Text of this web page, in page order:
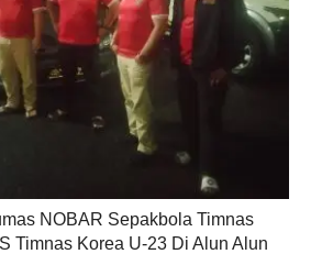
NOBAR Sepakbola Timnas
Timnas Korea U-23 Di Alun Alun